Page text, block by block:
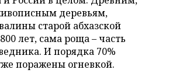
деревьям,
старой абхазской
800 лет, сама роща – часть
И порядка 70%
поражены огневкой.